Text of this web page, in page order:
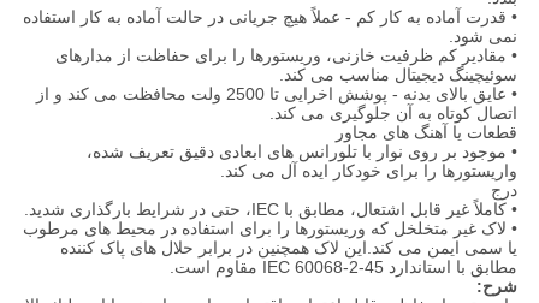
• قدرت آماده به کار کم - عملاً هیچ جریانی در حالت آماده به کار استفاده
نمی شود.
• مقادیر کم ظرفیت خازنی، وریستورها را برای حفاظت از مدارهای
سوئیچینگ دیجیتال مناسب می کند.
• عایق بالای بدنه - پوشش اخرایی تا 2500 ولت محافظت می کند و از
اتصال کوتاه به آن جلوگیری می کند.
قطعات یا آهنگ های مجاور
• موجود بر روی نوار با تلورانس های ابعادی دقیق تعریف شده،
واریستورها را برای خودکار ایده آل می کند.
درج
• کاملاً غیر قابل اشتعال، مطابق با IEC، حتی در شرایط بارگذاری شدید.
• لاک غیر متخلخل که وریستورها را برای استفاده در محیط های مرطوب
یا سمی ایمن می کند.این لاک همچنین در برابر حلال های پاک کننده
مطابق با استاندارد IEC 60068-2-45 مقاوم است.
شرح: